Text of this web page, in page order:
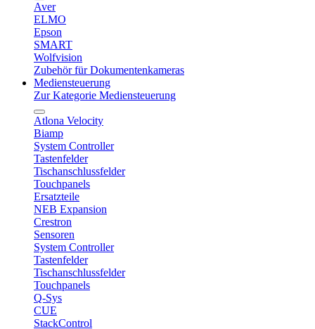
Aver
ELMO
Epson
SMART
Wolfvision
Zubehör für Dokumentenkameras
Mediensteuerung
Zur Kategorie Mediensteuerung
Atlona Velocity
Biamp
System Controller
Tastenfelder
Tischanschlussfelder
Touchpanels
Ersatzteile
NEB Expansion
Crestron
Sensoren
System Controller
Tastenfelder
Tischanschlussfelder
Touchpanels
Q-Sys
CUE
StackControl